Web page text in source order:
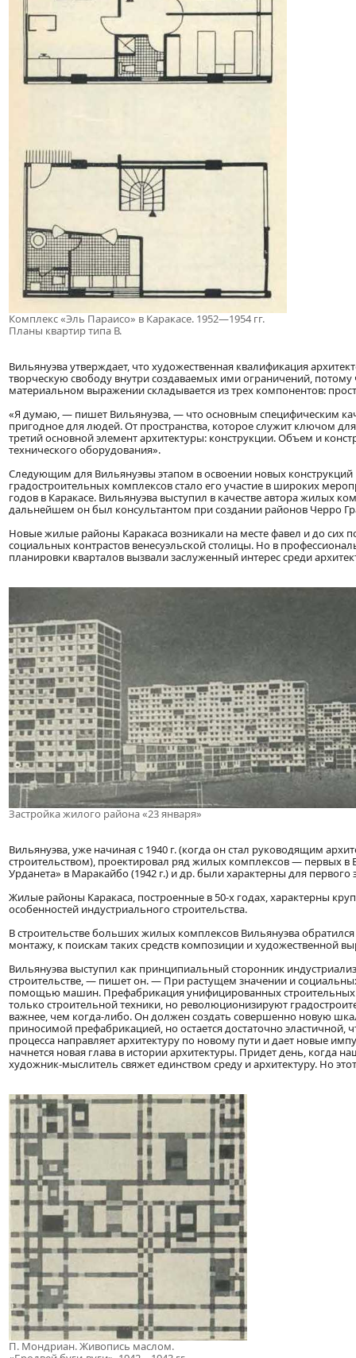
Комплекс «Эль Параисо» в Каракасе. 1952—1954 гг.
Планы квартир типа В.
Вильянуэва утверждает, что художественная квалификация
творческую свободу внутри создаваемых ими ограничений, потому
материальном выражении складывается из трех компонентов:
«Я думаю, — пишет Вильянуэва, — что основным специфическим
пригодное для людей. От пространства, которое служит ключом
третий основной элемент архитектуры: конструкции. Объем и
технического оборудования».
Следующим для Вильянуэвы этапом в освоении новых конструкций
градостроительных комплексов стало его участие в широких
годов в Каракасе. Вильянуэва выступил в качестве автора жилых
дальнейшем он был консультантом при создании районов Черро
Новые жилые районы Каракаса возникали на месте фавел и до
социальных контрастов венесуэльской столицы. Но в
планировки кварталов вызвали заслуженный интерес среди
Застройка жилого района «23 января»
Вильянуэва, уже начиная с 1940 г. (когда он стал руководящим
строительством), проектировал ряд жилых комплексов — первых в
Урданета» в Маракайбо (1942 г.) и др. были характерны для первого
Жилые районы Каракаса, построенные в 50-х годах, характерны
особенностей индустриального строительства.
В строительстве больших жилых комплексов Вильянуэва
монтажу, к поискам таких средств композиции и художественной
Вильянуэва выступил как принципиальный сторонник
строительстве, — пишет он. — При растущем значении и
помощью машин. Префабрикация унифицированных строительных
только строительной техники, но революционизируют
важнее, чем когда-либо. Он должен создать совершенно новую
приносимой префабрикацией, но остается достаточно
процесса направляет архитектуру по новому пути и дает новые
начнется новая глава в истории архитектуры. Придет день, когда
художник-мыслитель свяжет единством среду и архитектуру. Но
П. Мондриан. Живопись маслом.